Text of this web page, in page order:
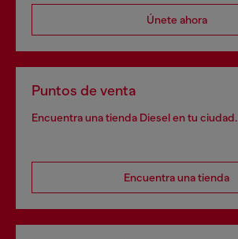
Únete ahora
Puntos de venta
Encuentra una tienda Diesel en tu ciudad.
Encuentra una tienda